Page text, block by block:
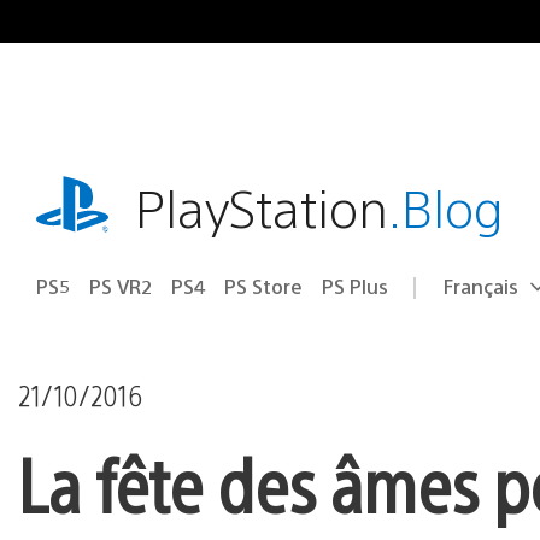
au
playstation.comPlayStation.Blog
PS5 PS VR2 PS4 PS Store PS Plus Choisir
Région
Français
21/10/2016
La fête des âmes